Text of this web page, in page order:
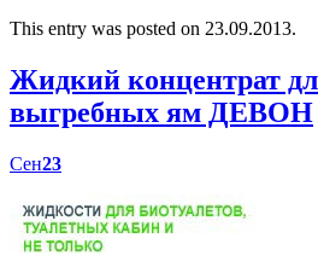
This entry was posted on 23.09.2013.
Жидкий концентрат
выгребных ям ДЕВОН
Сен23